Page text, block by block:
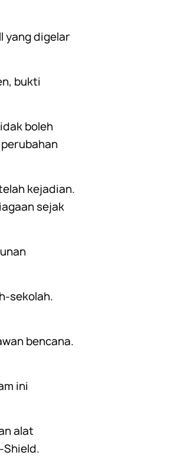
yang digelar
bukti
boleh
kejadian.
sejak
sekolah.
bencana.
ini
alat